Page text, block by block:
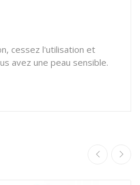
cessez l'utilisation et
avez une peau sensible.